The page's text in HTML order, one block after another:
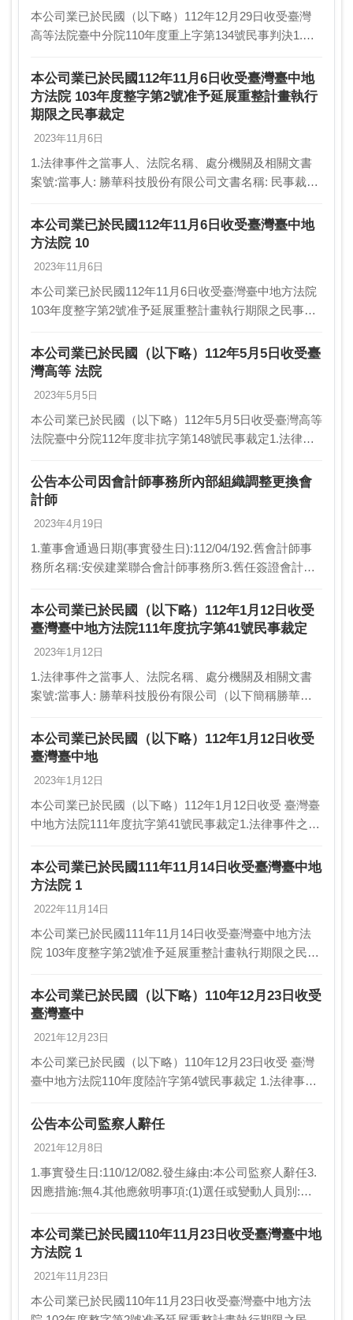
本公司業已於民國（以下略）112年12月29日收受臺灣
高等法院臺中分院110年度重上字第134號民事判決1.法
當事人: 勝華科技股份有限公司（以下簡…
本公司業已於民國112年11月6日收受臺灣臺中地
方法院 103年度整字第2號准予延展重整計畫執行
期限之民事裁定
2023年11月6日
1.法律事件之當事人、法院名稱、處分機關及相關文書
案號:當事人: 勝華科技股份有限公司文書名稱: 民事裁定
事實發生日:112/11/063…
本公司業已於民國112年11月6日收受臺灣臺中地
方法院 10
2023年11月6日
本公司業已於民國112年11月6日收受臺灣臺中地方法院
103年度整字第2號准予延展重整計畫執行期限之民事裁
書案號:當事人: 勝華科技股份有限公司文…
本公司業已於民國（以下略）112年5月5日收受臺
灣高等 法院
2023年5月5日
本公司業已於民國（以下略）112年5月5日收受臺灣高等
法院臺中分院112年度非抗字第148號民事裁定1.法律事
人: 勝華科技股份有限公司（以下簡稱…
公告本公司因會計師事務所內部組織調整更換會
計師
2023年4月19日
1.董事會通過日期(事實發生日):112/04/192.舊會計師事
務所名稱:安侯建業聯合會計師事務所3.舊任簽證會計師
事務所名稱:安侯建業聯…
本公司業已於民國（以下略）112年1月12日收受
臺灣臺中地方法院111年度抗字第41號民事裁定
2023年1月12日
1.法律事件之當事人、法院名稱、處分機關及相關文書
案號:當事人: 勝華科技股份有限公司（以下簡稱勝華公
萬士達公司）文書名稱: 民事裁定處分機關: 臺灣…
本公司業已於民國（以下略）112年1月12日收受
臺灣臺中地
2023年1月12日
本公司業已於民國（以下略）112年1月12日收受 臺灣臺
中地方法院111年度抗字第41號民事裁定1.法律事件之當
華科技股份有限公司（以下簡稱勝華公…
本公司業已於民國111年11月14日收受臺灣臺中地
方法院 1
2022年11月14日
本公司業已於民國111年11月14日收受臺灣臺中地方法
院 103年度整字第2號准予延展重整計畫執行期限之民事
文書案號:當事人: 勝華科技股份有限公司…
本公司業已於民國（以下略）110年12月23日收受
臺灣臺中
2021年12月23日
本公司業已於民國（以下略）110年12月23日收受 臺灣
臺中地方法院110年度陸許字第4號民事裁定 1.法律事件
勝華科技股份有限公司（以下簡稱勝…
公告本公司監察人辭任
2021年12月8日
1.事實發生日:110/12/082.發生緣由:本公司監察人辭任3.
因應措施:無4.其他應敘明事項:(1)選任或變動人員別:自
者職稱、姓名:…
本公司業已於民國110年11月23日收受臺灣臺中地
方法院 1
2021年11月23日
本公司業已於民國110年11月23日收受臺灣臺中地方法